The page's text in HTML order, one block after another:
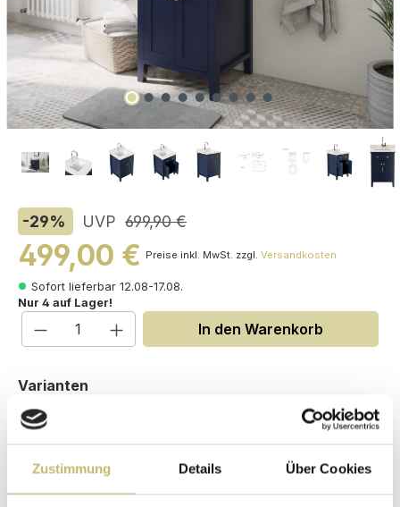
Zustimmung Details Über Cookies
-29% UVP 699,90 €
499,00 € Preise inkl. MwSt. zzgl. Versandkosten
Sofort lieferbar 12.08-17.08.
Nur 4 auf Lager!
Produkt Anzahl: Gib den
In den Warenkorb
Varianten
Maße (H/B/T): 86 / 61 / 56 cm